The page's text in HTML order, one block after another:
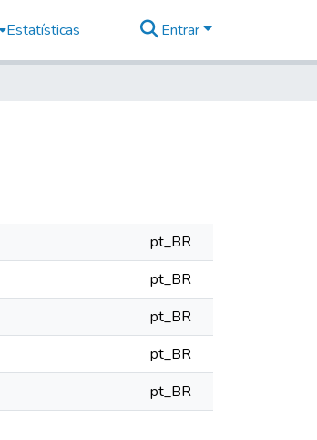
Estatísticas Entrar
pt_BR
pt_BR
pt_BR
pt_BR
pt_BR